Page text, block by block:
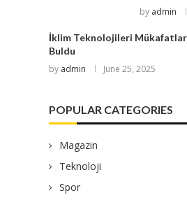
by admin
İklim Teknolojileri
Buldu
by admin June 25, 2025
POPULAR CATEGORIES
Magazin
Teknoloji
Spor